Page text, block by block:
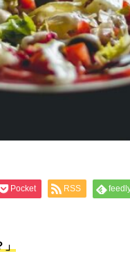
Pocket RSS